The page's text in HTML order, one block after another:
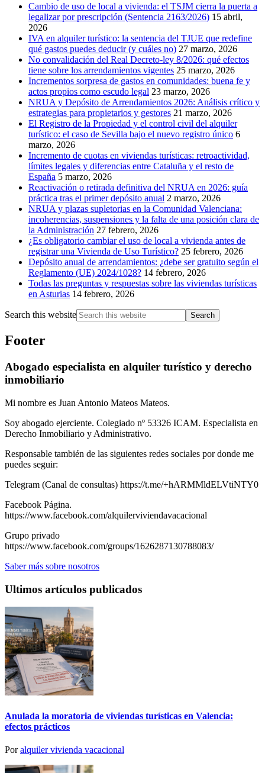
Cambio de uso de local a vivienda: el TSJM cierra la puerta a
legalizar por prescripción (Sentencia 2163/2026) 15 abril,
2026
IVA en alquiler turístico: la sentencia del TJUE que redefine
qué gastos puedes deducir (y cuáles no) 27 marzo, 2026
No convalidación del Real Decreto-ley 8/2026: qué efectos
tiene sobre los arrendamientos vigentes 25 marzo, 2026
Incrementos sorpresa de gastos en comunidades: buena fe y
actos propios como escudo legal 23 marzo, 2026
NRUA y Depósito de Arrendamientos 2026: Análisis crítico y
estrategias para propietarios y gestores 21 marzo, 2026
El Registro de la Propiedad y el control civil del alquiler
turístico: el caso de Sevilla bajo el nuevo registro único 6
marzo, 2026
Incremento de cuotas en viviendas turísticas: retroactividad,
límites legales y diferencias entre Cataluña y el resto de
España 5 marzo, 2026
Reactivación o retirada definitiva del NRUA en 2026: guía
práctica tras el primer depósito anual 2 marzo, 2026
NRUA y plazas supletorias en la Comunidad Valenciana:
incoherencias, suspensiones y la falta de una posición clara de
la Administración 27 febrero, 2026
¿Es obligatorio cambiar el uso de local a vivienda antes de
registrar una Vivienda de Uso Turístico? 25 febrero, 2026
Depósito anual de arrendamientos: ¿debe ser gratuito según el
Reglamento (UE) 2024/1028? 14 febrero, 2026
Todas las preguntas y respuestas sobre las viviendas turísticas
en Asturias 14 febrero, 2026
Search this website
Footer
Abogado especialista en alquiler turístico y derecho
inmobiliario
Mi nombre es Juan Antonio Mateos Mateos.
Soy abogado ejerciente. Colegiado nº 53326 ICAM. Especialista en
Derecho Inmobiliario y Administrativo.
Responsable también de las siguientes redes sociales por donde me
puedes seguir:
Telegram (Canal de consultas) https://t.me/+hARMMldELVtiNTY0
Facebook Página.
https://www.facebook.com/alquilerviviendavacacional
Grupo privado
https://www.facebook.com/groups/1626287130788083/
Saber más sobre nosotros
Ultimos artículos publicados
Anulada la moratoria de viviendas turísticas en Valencia:
efectos prácticos
Poralquiler vivienda vacacional